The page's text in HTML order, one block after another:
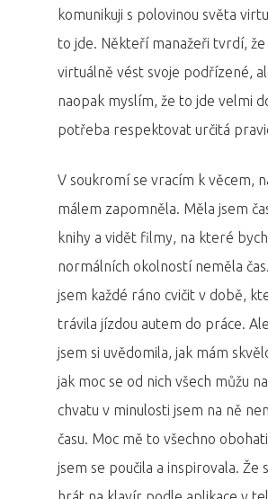
komunikuji s polovinou světa
to jde. Někteří manažeři tvrdí,
virtuálně vést svoje podřízené,
naopak myslím, že to jde velmi
potřeba respektovat určitá
V soukromí se vracím k věcem,
málem zapomněla. Měla jsem
knihy a vidět filmy, na které
normálních okolností neměla
jsem každé ráno cvičit v době,
trávila jízdou autem do práce.
jsem si uvědomila, jak mám
jak moc se od nich všech můžu
chvatu v minulosti jsem na ně
času. Moc mě to všechno
jsem se poučila a inspirovala. Že